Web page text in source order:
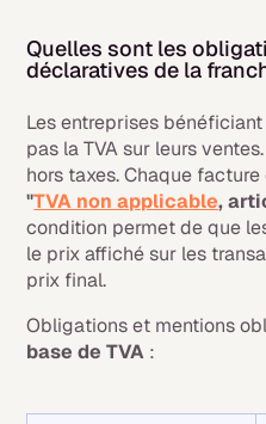
Quelles sont les
déclaratives de la
Les entreprises
pas la TVA sur leurs
hors taxes. Chaque
"TVA non applicable,
condition permet de que
le prix affiché sur les
prix final.
Obligations et mentions
base de TVA :